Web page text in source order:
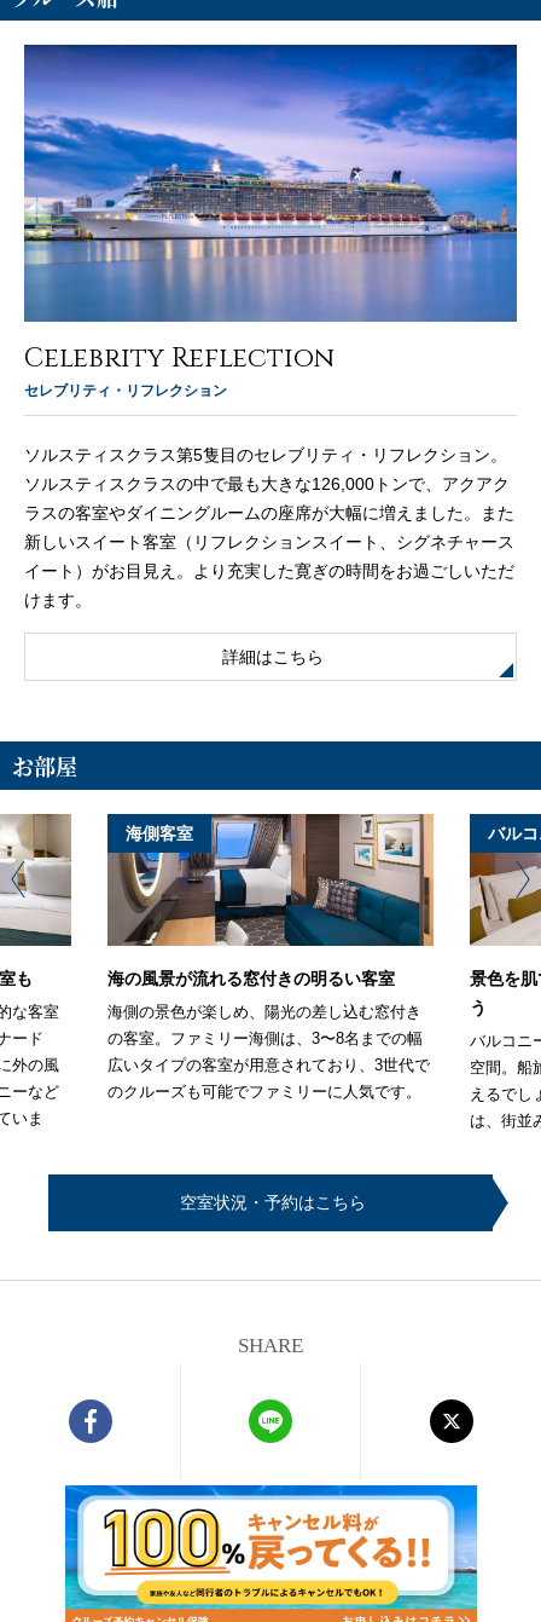
Celebrity Reflection
セレブリティ・リフレクション
ソルスティスクラス第5隻目のセレブリティ・リフレクション。
ソルスティスクラスの中で最も大きな126,000トンで、アクアク
ラスの客室やダイニングルームの座席が大幅に増えました。また
新しいスイート客室（リフレクションスイート、シグネチャース
イート）がお目見え。より充実した寛ぎの時間をお過ごしいただ
けます。
詳細はこちら
お部屋
も
な客室
ード
外の風
ーなど
いま
海側客室
海の風景が流れる窓付きの明るい客室
海側の景色が楽しめ、陽光の差し込む窓付き
の客室。ファミリー海側は、3〜8名までの幅
広いタイプの客室が用意されており、3世代で
のクルーズも可能でファミリーに人気です。
バル
景色を
う
バルコニ
空間。船
えるでし
は、街並
空室状況・予約はこちら
SHARE